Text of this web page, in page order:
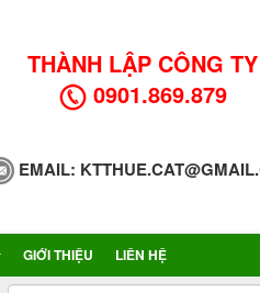
THÀNH LẬP CÔNG TY
0901.869.879
EMAIL:
GIỚI THIỆU LIÊN HỆ